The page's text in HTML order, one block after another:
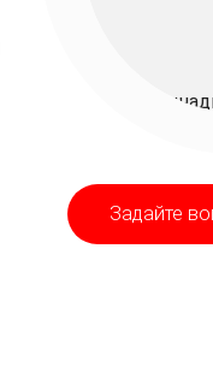
Задайте